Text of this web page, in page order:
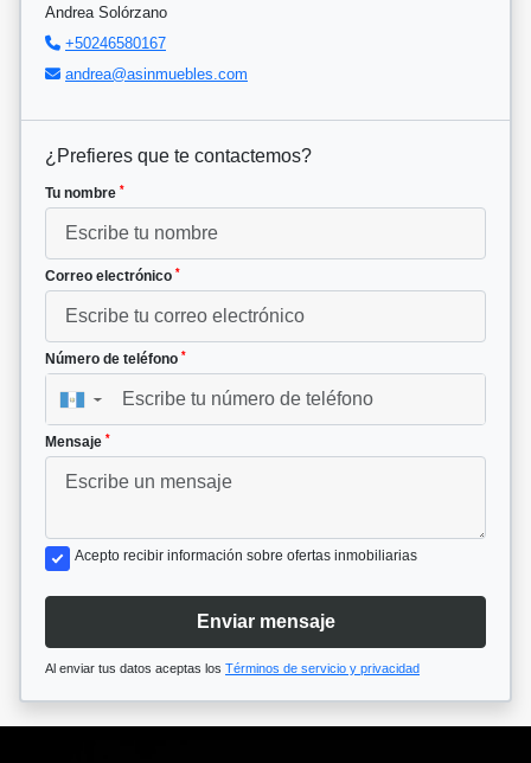
Andrea Solórzano
+50246580167
andrea@asinmuebles.com
¿Prefieres que te contactemos?
Tu nombre *
Correo electrónico *
Número de teléfono *
▼
Mensaje *
Acepto recibir información sobre ofertas inmobiliarias
Enviar mensaje
Al enviar tus datos aceptas los Términos de servicio y privacidad